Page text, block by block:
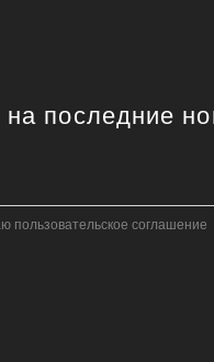
последние
пользовательское соглашение